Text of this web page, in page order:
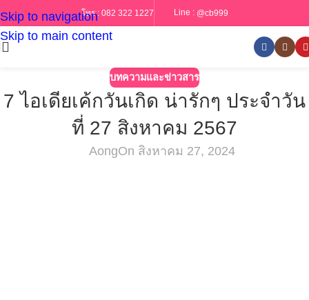
Skip to navigation
Skip to main content
โทร : 082 322 1227 Line : @cb999
บทความและข่าวสาร
7 ไอเดียเค้กวันเกิด น่ารักๆ ประจำวัน
ที่ 27 สิงหาคม 2567
AongOn สิงหาคม 27, 2024